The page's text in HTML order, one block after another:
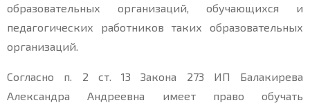
образовательных организаций, обучающихся и
педагогических работников таких образовательных
организаций.
Согласно п. 2 ст. 13 Закона 273 ИП Балакирева
Александра Андреевна имеет право обучать